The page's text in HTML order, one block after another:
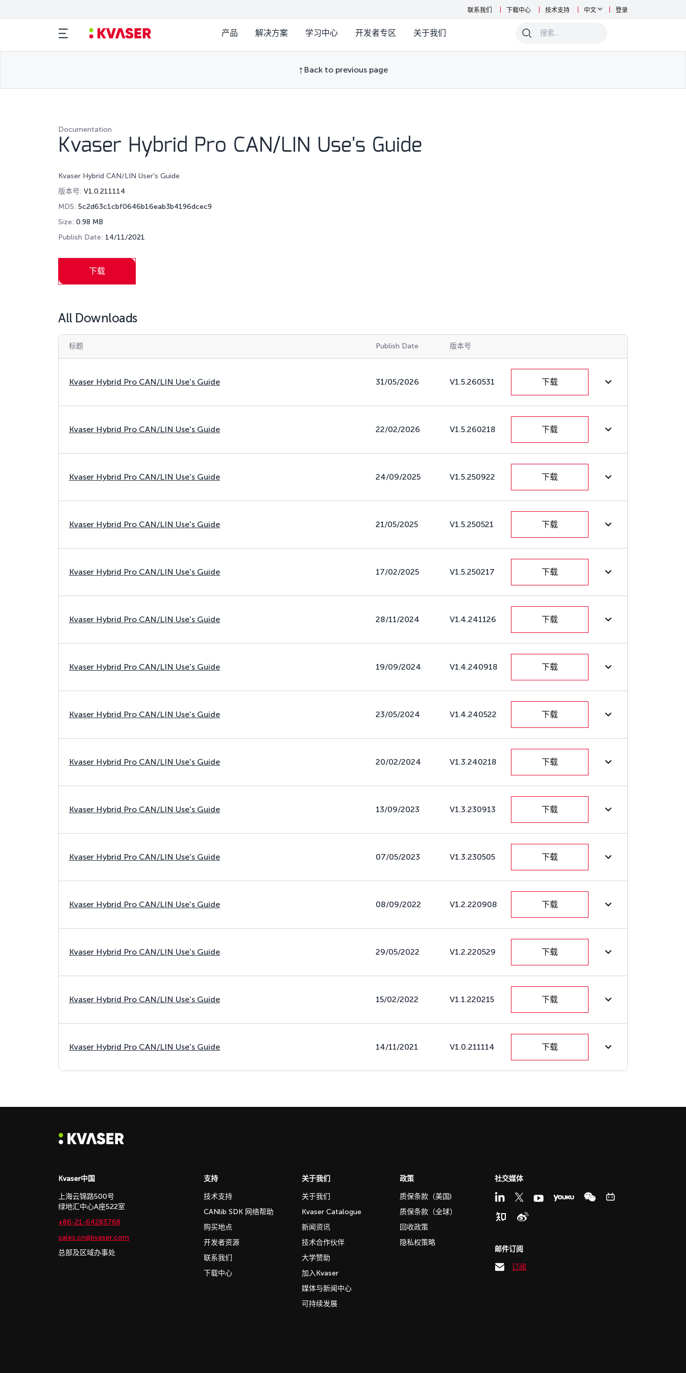
联系我们 下载中心 技术支持 中文 登录
产品 解决方案 学习中心 开发者专区 关于我们 0
Back to previous page
Documentation
Kvaser Hybrid Pro CAN/LIN Use's Guide
Kvaser Hybrid CAN/LIN User's Guide
版本号: V1.0.211114
MD5: 5c2d63c1cbf0646b16eab3b4196dcec9
Size: 0.98 MB
Publish Date: 14/11/2021
下载
All Downloads
标题 Publish Date 版本号
Kvaser Hybrid Pro CAN/LIN Use's Guide 31/05/2026 V1.5.260531 下载
Kvaser Hybrid Pro CAN/LIN Use's Guide 22/02/2026 V1.5.260218 下载
Kvaser Hybrid Pro CAN/LIN Use's Guide 24/09/2025 V1.5.250922 下载
Kvaser Hybrid Pro CAN/LIN Use's Guide 21/05/2025 V1.5.250521 下载
Kvaser Hybrid Pro CAN/LIN Use's Guide 17/02/2025 V1.5.250217 下载
Kvaser Hybrid Pro CAN/LIN Use's Guide 28/11/2024 V1.4.241126 下载
Kvaser Hybrid Pro CAN/LIN Use's Guide 19/09/2024 V1.4.240918 下载
Kvaser Hybrid Pro CAN/LIN Use's Guide 23/05/2024 V1.4.240522 下载
Kvaser Hybrid Pro CAN/LIN Use's Guide 20/02/2024 V1.3.240218 下载
Kvaser Hybrid Pro CAN/LIN Use's Guide 13/09/2023 V1.3.230913 下载
Kvaser Hybrid Pro CAN/LIN Use's Guide 07/05/2023 V1.3.230505 下载
Kvaser Hybrid Pro CAN/LIN Use's Guide 08/09/2022 V1.2.220908 下载
Kvaser Hybrid Pro CAN/LIN Use's Guide 29/05/2022 V1.2.220529 下载
Kvaser Hybrid Pro CAN/LIN Use's Guide 15/02/2022 V1.1.220215 下载
Kvaser Hybrid Pro CAN/LIN Use's Guide 14/11/2021 V1.0.211114 下载
Kvaser中国
上海云锦路500号
绿地汇中心A座522室
+86-21-64283768
sales.cn@kvaser.com
总部及区域办事处
支持
技术支持
CANlib SDK 网络帮助
购买地点
开发者资源
联系我们
下载中心
关于我们
关于我们
Kvaser Catalogue
新闻资讯
技术合作伙伴
大学赞助
加入Kvaser
媒体与新闻中心
可持续发展
政策
质保条款（美国)
质保条款（全球）
回收政策
隐私权策略
社交媒体
邮件订阅
订阅